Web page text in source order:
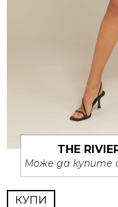
THE
Може да купите
КУПИ